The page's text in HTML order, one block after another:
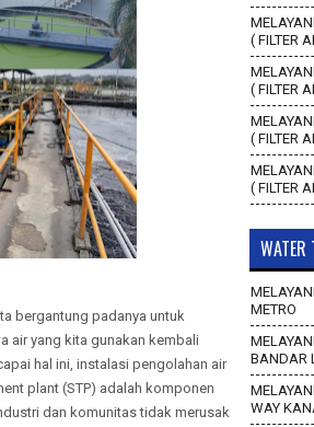
bergantung padanya untuk
air yang kita gunakan kembali
hal ini, instalasi pengolahan air
plant (STP) adalah komponen
dan komunitas tidak merusak
( FILTER
( FILTER
( FILTER
( FILTER
WATER
METRO
BANDAR
WAY